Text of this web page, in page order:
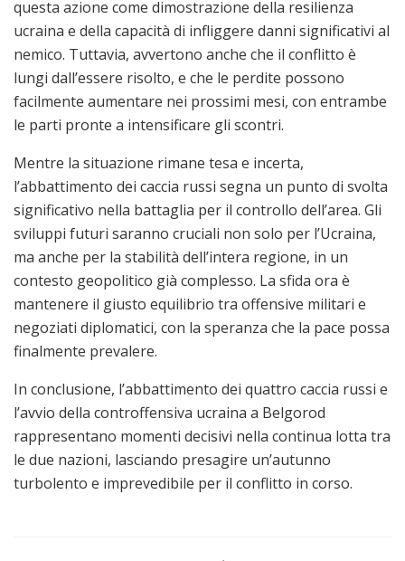
questa azione come dimostrazione della resilienza
ucraina e della capacità di infliggere danni significativi al
nemico. Tuttavia, avvertono anche che il conflitto è
lungi dall’essere risolto, e che le perdite possono
facilmente aumentare nei prossimi mesi, con entrambe
le parti pronte a intensificare gli scontri.
Mentre la situazione rimane tesa e incerta,
l’abbattimento dei caccia russi segna un punto di svolta
significativo nella battaglia per il controllo dell’area. Gli
sviluppi futuri saranno cruciali non solo per l’Ucraina,
ma anche per la stabilità dell’intera regione, in un
contesto geopolitico già complesso. La sfida ora è
mantenere il giusto equilibrio tra offensive militari e
negoziati diplomatici, con la speranza che la pace possa
finalmente prevalere.
In conclusione, l’abbattimento dei quattro caccia russi e
l’avvio della controffensiva ucraina a Belgorod
rappresentano momenti decisivi nella continua lotta tra
le due nazioni, lasciando presagire un’autunno
turbolento e imprevedibile per il conflitto in corso.